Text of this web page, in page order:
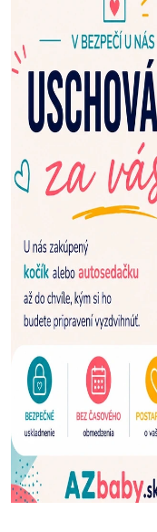
N
A
Š
U
P
R
E
D
A
J
Ň
U